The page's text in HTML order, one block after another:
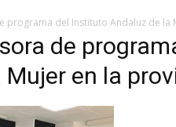
programa del Instituto Andaluz de la
de
en la